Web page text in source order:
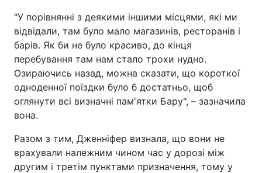
"У порівнянні з деякими іншими місцями, які ми
відвідали, там було мало магазинів, ресторанів і
барів. Як би не було красиво, до кінця
перебування там нам стало трохи нудно.
Озираючись назад, можна сказати, що короткої
одноденної поїздки було б достатньо, щоб
оглянути всі визначні пам'ятки Бару", – зазначила
вона.
Разом з тим, Дженніфер визнала, що вони не
врахували належним чином час у дорозі між
другим і третім пунктами призначення, тому у